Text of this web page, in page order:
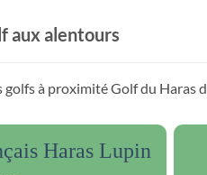
aux alentours
à proximité Golf du Haras
Haras Lupin